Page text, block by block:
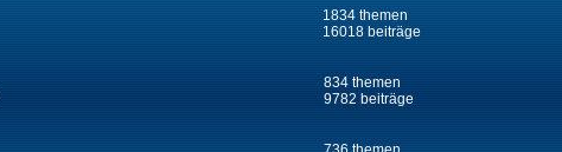
1834 themen
16018 beiträge
834 themen
9782 beiträge